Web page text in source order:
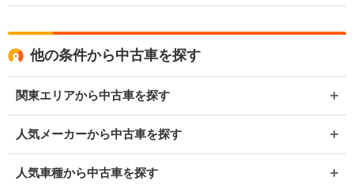
他の条件から中古車を探す
関東エリアから中古車を探す
人気メーカーから中古車を探す
人気車種から中古車を探す